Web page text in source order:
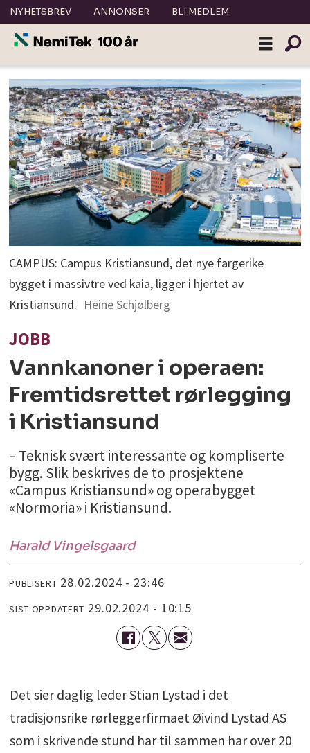
NYHETSBREV ANNONSER BLI MEDLEM
CAMPUS: Campus Kristiansund, det nye fargerike
bygget i massivtre ved kaia, ligger i hjertet av
Kristiansund. Heine Schjølberg
JOBB
Vannkanoner i operaen:
Fremtidsrettet rørlegging
i Kristiansund
– Teknisk svært interessante og kompliserte
bygg. Slik beskrives de to prosjektene
«Campus Kristiansund» og operabygget
«Normoria» i Kristiansund.
Harald Vingelsgaard
PUBLISERT 28.02.2024 - 23:46
SIST OPPDATERT 29.02.2024 - 10:15
Det sier daglig leder Stian Lystad i det
tradisjonsrike rørleggerfirmaet Øivind Lystad AS
som i skrivende stund har til sammen har over 20